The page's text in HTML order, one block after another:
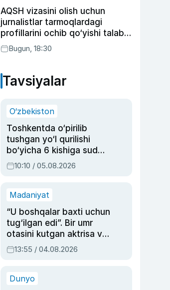
AQSH vizasini olish uchun
jurnalistlar tarmoqlardagi
profillarini ochib qo‘yishi talab
etilishi mumkin
Bugun, 18:30
Tavsiyalar
O‘zbekiston
Toshkentda o‘pirilib
tushgan yo‘l qurilishi
bo‘yicha 6 kishiga sud
hukmi o‘qildi
10:10 / 05.08.2026
Madaniyat
“U boshqalar baxti uchun
tug‘ilgan edi”. Bir umr
otasini kutgan aktrisa va
dublyaj ustasi Rimma
Ahmedovaning
13:55 / 04.08.2026
Dunyo